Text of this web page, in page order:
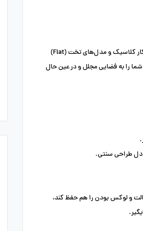
را شنیده‌اید. این کابینت‌ها ترکیبی از مدل‌های پرکار کلاسیک و مدل‌های تخت (Flat)
را به فضایی مجلل و در عین حال
دل طراحی سنتی.
و لوکس بودن را هم حفظ کند،